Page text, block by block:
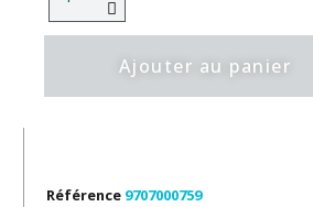
Ajouter au panier
Référence 9707000759